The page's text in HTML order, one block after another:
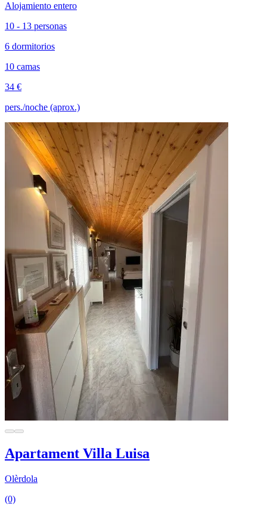
Alojamiento entero
10 - 13 personas
6 dormitorios
10 camas
34 €
pers./noche (aprox.)
Apartament Villa Luisa
Olèrdola
(0)